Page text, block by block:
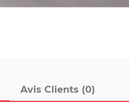
Avis Clients (0)